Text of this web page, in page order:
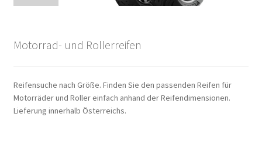
Motorrad- und Rollerreifen
Reifensuche nach Größe. Finden Sie den passenden Reifen für
Motorräder und Roller einfach anhand der Reifendimensionen.
Lieferung innerhalb Österreichs.